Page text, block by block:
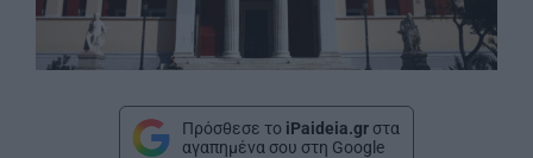
Πρόσθεσε το iPaideia.gr στα
αγαπημένα σου στη Google